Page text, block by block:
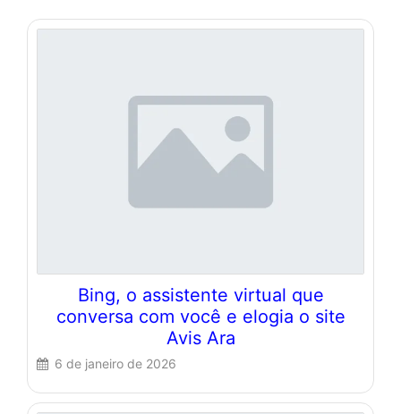
Bing, o assistente virtual que
conversa com você e elogia o site
Avis Ara
6 de janeiro de 2026